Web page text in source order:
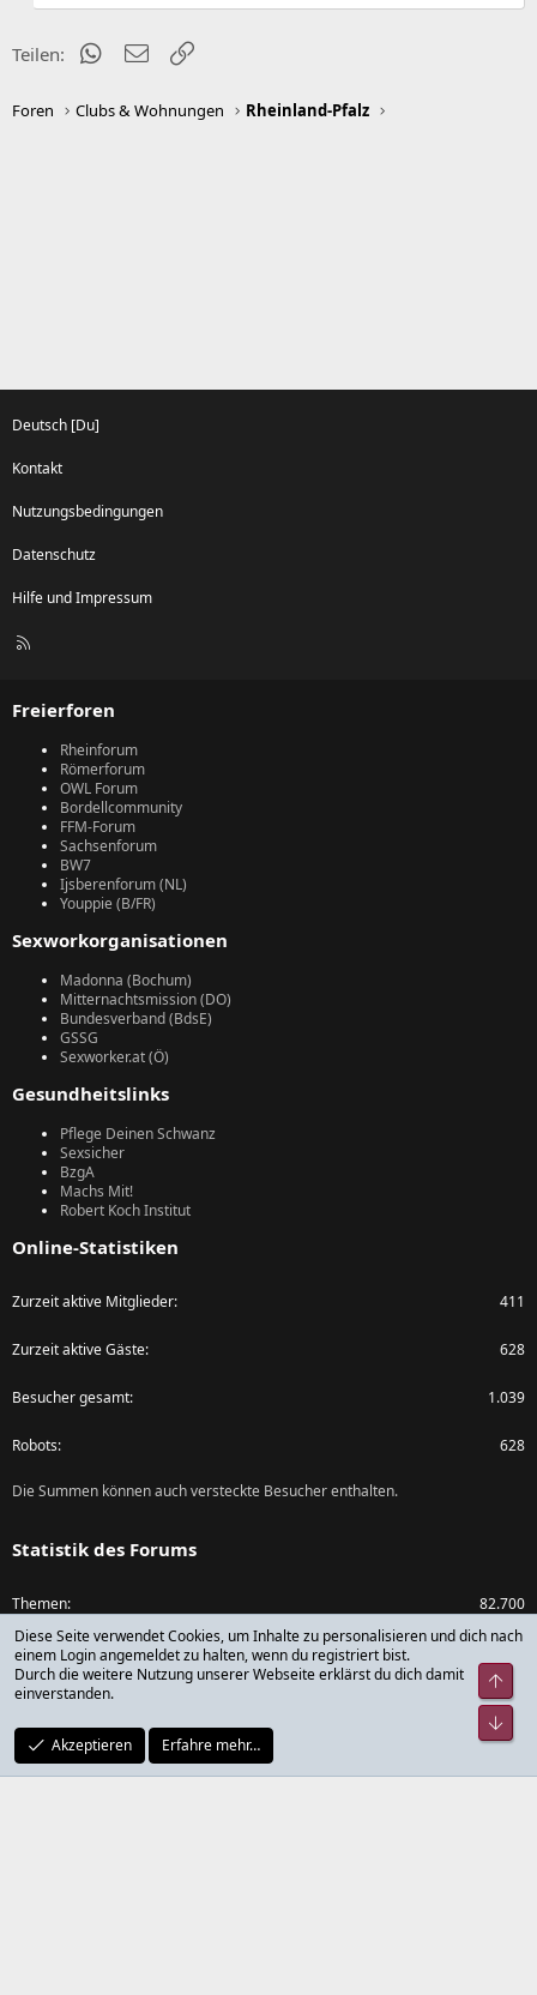
Teilen: WhatsApp
E-Mail
Foren Clubs & Wohnungen Rheinland-Pfalz
Deutsch [Du]
Kontakt
Nutzungsbedingungen
Datenschutz
Hilfe und Impressum
R
Freierforen
Rheinforum
Römerforum
OWL Forum
Bordellcommunity
FFM-Forum
Sachsenforum
BW7
Ijsberenforum (NL)
Youppie (B/FR)
Sexworkorganisationen
Madonna (Bochum)
Mitternachtsmission (DO)
Bundesverband (BdsE)
GSSG
Sexworker.at (Ö)
Gesundheitslinks
Pflege Deinen Schwanz
Sexsicher
BzgA
Machs Mit!
Robert Koch Institut
Online-Statistiken
Zurzeit aktive Mitglieder 411
Zurzeit aktive Gäste 628
Besucher gesamt 1.039
Robots 628
Die Summen können auch versteckte Besucher enthalten.
Statistik des Forums
Themen 82.700
Beiträge
Mitglieder 79.787
Neuestes Mitglied rickdick
Diese Seite verwendet Cookies, um Inhalte zu personalisieren und dich nach
einem Login angemeldet zu halten, wenn du registriert bist.
Durch die weitere Nutzung unserer Webseite erklärst du dich damit
einverstanden.
Akzeptieren Erfahre mehr…